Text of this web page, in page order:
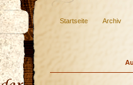
Startseite Archiv